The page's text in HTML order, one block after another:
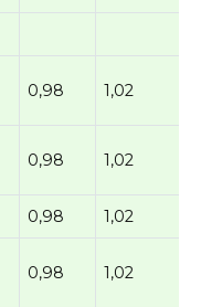
0,98 1,02
0,98 1,02
0,98 1,02
0,98 1,02